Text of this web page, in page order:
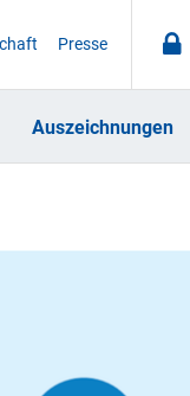
Presse
Auszeichnungen